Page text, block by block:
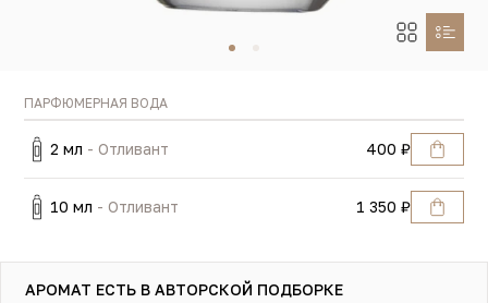
ПАРФЮМЕРНАЯ ВОДА
2 мл - Отливант 400 ₽
10 мл - Отливант 1 350 ₽
АРОМАТ ЕСТЬ В АВТОРСКОЙ ПОДБОРКЕ